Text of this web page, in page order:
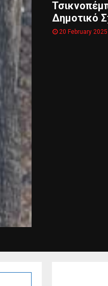
Δημοτικό
20 February 2025